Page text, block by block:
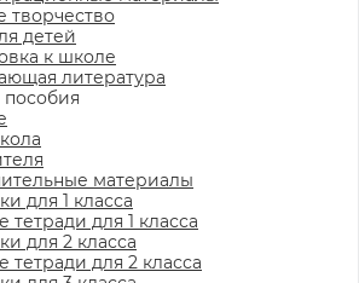
творчество
детей
к школе
литература
материалы
для 1 класса
тетради для 1 класса
для 2 класса
тетради для 2 класса